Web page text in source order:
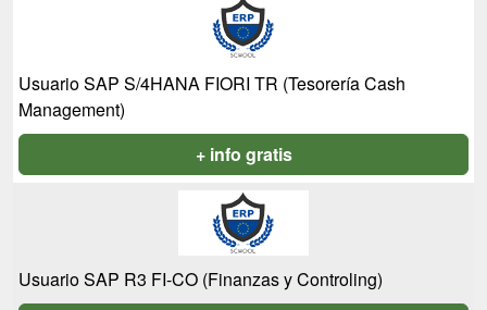
Usuario SAP S/4HANA FIORI TR (Tesorería Cash
Management)
+ info gratis
Usuario SAP R3 FI-CO (Finanzas y Controling)